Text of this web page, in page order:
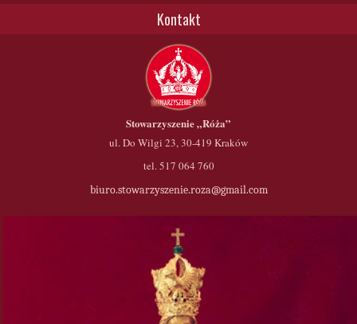
Kontakt
Stowarzyszenie„Róża”
ul. Do Wilgi 23, 30-419 Kraków
tel. 517 064 760
biuro.stowarzyszenie.roza@gmail.com